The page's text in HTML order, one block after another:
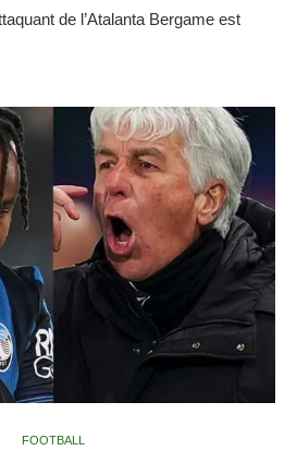
de l’Atalanta Bergame est
FOOTBALL